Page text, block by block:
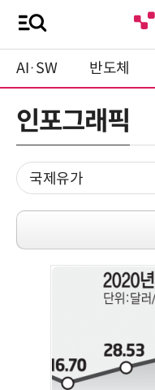
AI·SW 반도체
인포그래픽